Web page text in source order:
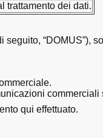
trattamento dei dati.
“DOMUS”),
commerciali
qui effettuato.